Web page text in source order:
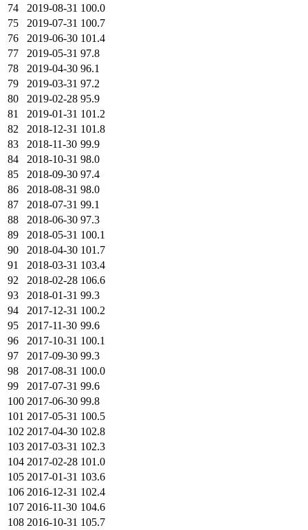
74
2019-08-31 100.0
75
2019-07-31 100.7
76
2019-06-30 101.4
77
2019-05-31 97.8
78
2019-04-30 96.1
79
2019-03-31 97.2
80
2019-02-28 95.9
81
2019-01-31 101.2
82
2018-12-31 101.8
83
2018-11-30 99.9
84
2018-10-31 98.0
85
2018-09-30 97.4
86
2018-08-31 98.0
87
2018-07-31 99.1
88
2018-06-30 97.3
89
2018-05-31 100.1
90
2018-04-30 101.7
91
2018-03-31 103.4
92
2018-02-28 106.6
93
2018-01-31 99.3
94
2017-12-31 100.2
95
2017-11-30 99.6
96
2017-10-31 100.1
97
2017-09-30 99.3
98
2017-08-31 100.0
99
2017-07-31 99.6
100 2017-06-30 99.8
101 2017-05-31 100.5
102 2017-04-30 102.8
103 2017-03-31 102.3
104 2017-02-28 101.0
105 2017-01-31 103.6
106 2016-12-31 102.4
107 2016-11-30 104.6
108 2016-10-31 105.7